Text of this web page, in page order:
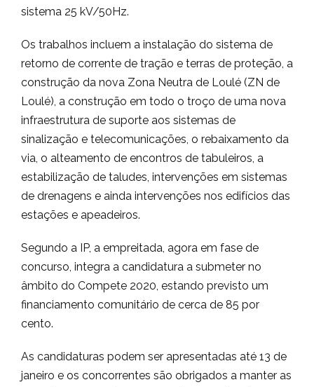
sistema 25 kV/50Hz.
Os trabalhos incluem a instalação do sistema de
retorno de corrente de tração e terras de proteção, a
construção da nova Zona Neutra de Loulé (ZN de
Loulé), a construção em todo o troço de uma nova
infraestrutura de suporte aos sistemas de
sinalização e telecomunicações, o rebaixamento da
via, o alteamento de encontros de tabuleiros, a
estabilização de taludes, intervenções em sistemas
de drenagens e ainda intervenções nos edifícios das
estações e apeadeiros.
Segundo a IP, a empreitada, agora em fase de
concurso, integra a candidatura a submeter no
âmbito do Compete 2020, estando previsto um
financiamento comunitário de cerca de 85 por
cento.
As candidaturas podem ser apresentadas até 13 de
janeiro e os concorrentes são obrigados a manter as